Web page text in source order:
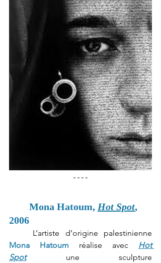
Mona Hatoum, Hot Spot,
2006
Mona Hatoum réalise avec Hot
Spot une sculpture